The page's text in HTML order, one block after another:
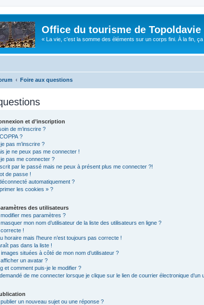
Office du tourisme de Topoldavie
« La vie, c'est la somme des éléments sur un corps fini. À la fin,
Foire aux questions
et d’inscription
de m’inscrire ?
?
pas m’inscrire ?
je ne peux pas me connecter !
pas me connecter ?
par le passé mais ne peux à présent plus me connecter ?!
de passe !
automatiquement ?
les cookies » ?
des utilisateurs
mes paramètres ?
mon nom d’utilisateur de la liste des utilisateurs en ligne ?
correcte !
horaire mais l’heure n’est toujours pas correcte !
pas dans la liste !
situées à côté de mon nom d’utilisateur ?
un avatar ?
et comment puis-je le modifier ?
de me connecter lorsque je clique sur le lien de courrier électronique d’un
un nouveau sujet ou une réponse ?